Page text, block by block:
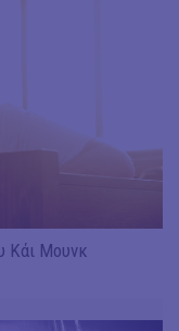
Κάι Μουνκ